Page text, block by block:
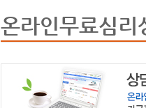
온라인무료심리